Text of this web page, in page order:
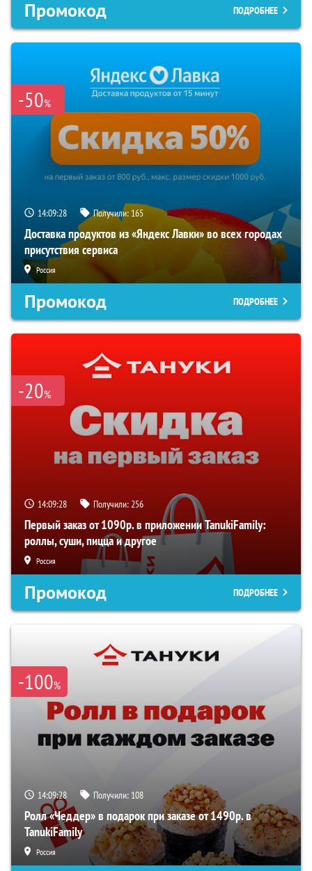
Промокод ПОДРОБНЕЕ
-50%
14:09:28 Получили: 165
Доставка продуктов из «Яндекс Лавки» во всех городах
присутствия сервиса
Россия
Промокод ПОДРОБНЕЕ
-20%
14:09:28 Получили:256
Первый заказ от 1090р. в приложении TanukiFamily:
роллы, суши, пицца и другое
Россия
Промокод ПОДРОБНЕЕ
-100%
14:09:28 Получили: 108
Ролл «Чеддер» в подарок при заказе от 1490р. в
TanukiFamily
Россия